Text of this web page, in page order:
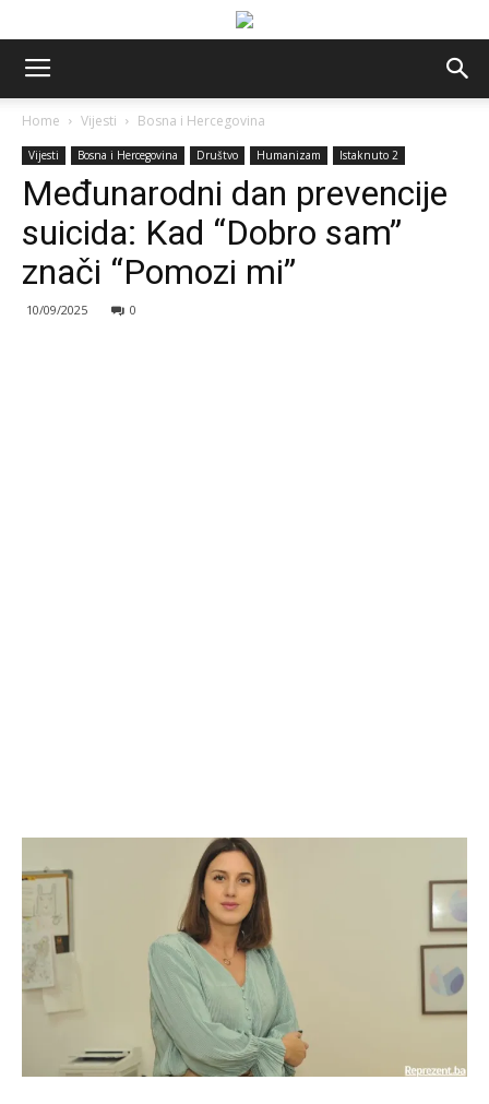
Home Vijesti Bosna i Hercegovina
Vijesti Bosna i Hercegovina Društvo Humanizam Istaknuto 2
Međunarodni dan prevencije
suicida: Kad “Dobro sam”
znači “Pomozi mi”
10/09/2025 0